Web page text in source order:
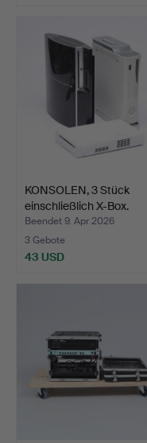
KONSOLEN, 3 Stück
einschließlich X-Box.
Beendet 9. Apr 2026
3 Gebote
43 USD